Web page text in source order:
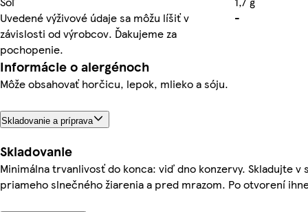
Uvedené výživové údaje sa môžu líšiť v
závislosti od výrobcov. Ďakujeme za
pochopenie.
-
Informácie o alergénoch
Môže obsahovať horčicu, lepok, mlieko a sóju.
Skladovanie a príprava
Skladovanie
Minimálna trvanlivosť do konca: viď dno konzervy. Skladujte
priameho slnečného žiarenia a pred mrazom. Po otvorení